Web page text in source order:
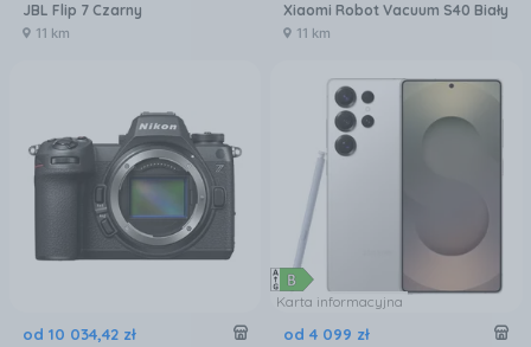
JBL Flip 7 Czarny
11 km
Xiaomi Robot Vacuum S40 Biały
11 km
od 10 034,42 zł
Karta informacyjna
od 4 099 zł